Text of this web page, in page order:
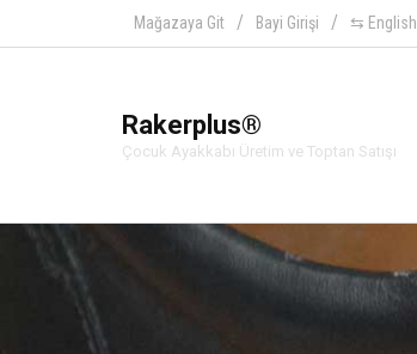
Mağazaya Git Bayi Girişi ⇆ English
Rakerplus®
Çocuk Ayakkabı Üretim ve Toptan Satışı